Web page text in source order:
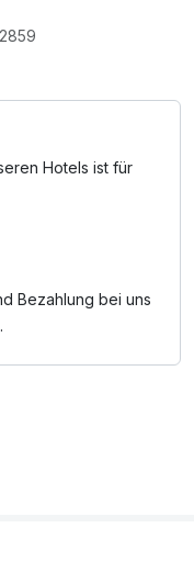
und eine
Hotels ist für
Bezahlung bei uns